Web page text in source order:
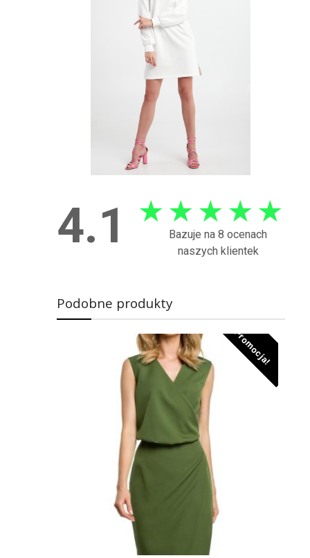
4.1 ★ ★ ★ ★ ★
Bazuje na 8 ocenach
naszych klientek
Podobne produkty
Promocja!